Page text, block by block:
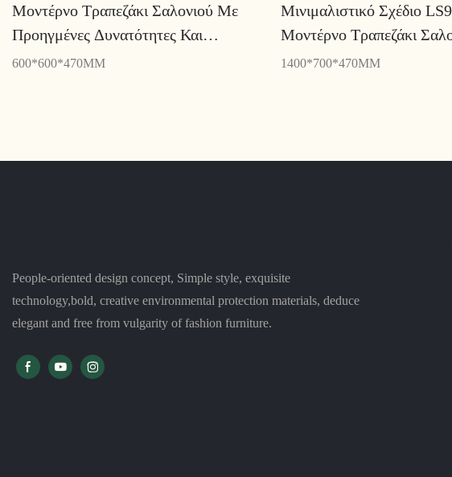
Μοντέρνο Τραπεζάκι Σαλονιού Με
Προηγμένες Δυνατότητες Και
Λειτουργικότητα LS9812 - Yousen
600*600*470MM
Μινιμαλιστικό Σχέδιο
Μοντέρνο Τραπεζάκι
Κομψό Και Κομψό -
1400*700*470MM
People-oriented design concept, Simple style, exquisite
technology,bold, creative environmental protection materials, deduce
elegant and free from vulgarity of fashion furniture.